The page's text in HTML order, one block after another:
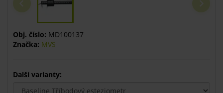
Obj. číslo: MD100137
Značka: MVS
Další varianty: